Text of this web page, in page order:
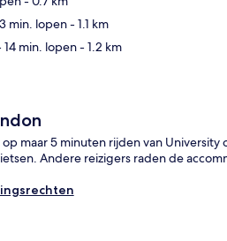
min. lopen- 1.1 km
14 min. lopen- 1.2 km
maar 5 minuten rijden van
Andere reizigers raden de